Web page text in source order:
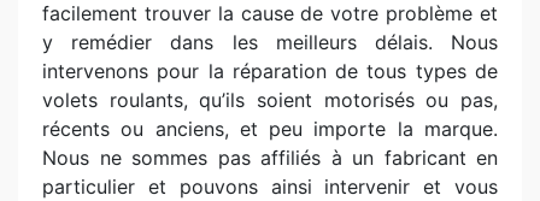
facilement trouver la cause de votre problème et
y remédier dans les meilleurs délais. Nous
intervenons pour la réparation de tous types de
volets roulants, qu’ils soient motorisés ou pas,
récents ou anciens, et peu importe la marque.
Nous ne sommes pas affiliés à un fabricant en
particulier et pouvons ainsi intervenir et vous